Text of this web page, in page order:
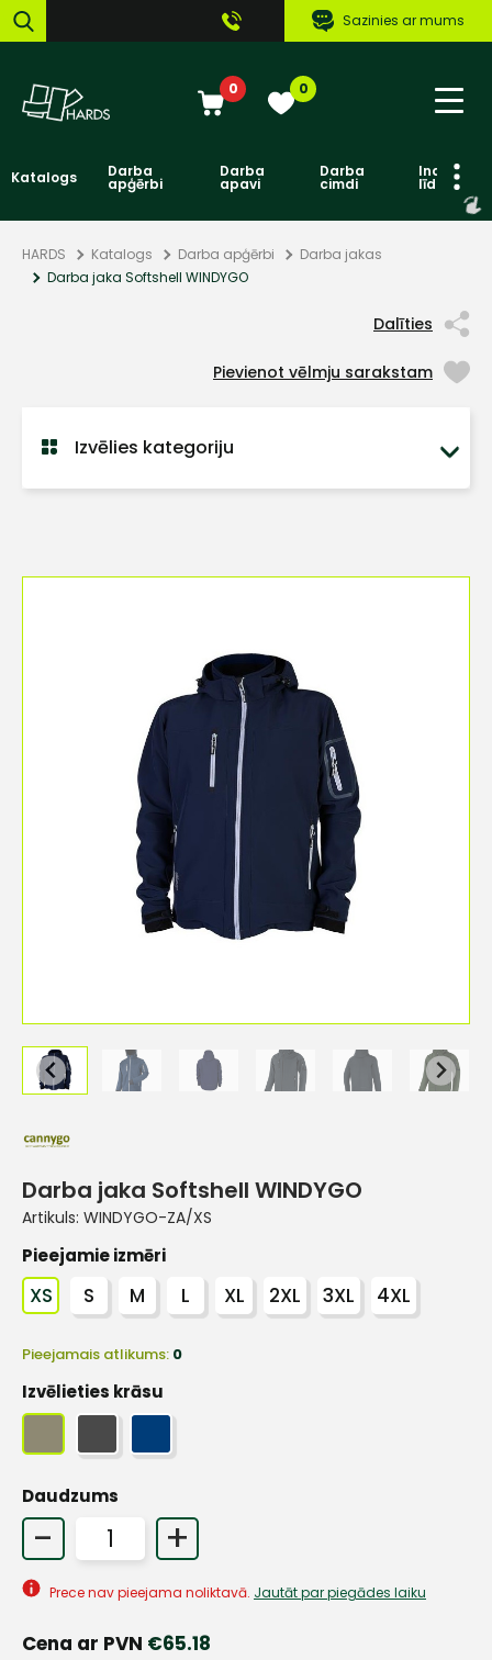
Sazinies ar mums
0 0
Katalogs Darba
apģērbi
Darba
apavi
Darba
cimdi līdzekļi
HARDS Katalogs Darba apģērbi
Darba jakas
Darba jaka Softshell WINDYGO
Dalīties
Pievienot vēlmju sarakstam
Izvēlies kategoriju
Darba jaka Softshell WINDYGO
Artikuls: WINDYGO-ZA/XS
Pieejamie izmēri
XS S M L XL 2XL 3XL 4XL
Pieejamais atlikums: 0
Izvēlieties krāsu
Daudzums
- +
Prece nav pieejama noliktavā. Jautāt par piegādes laiku
Cena ar PVN €65.18
+